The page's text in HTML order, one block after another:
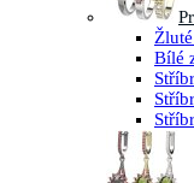
Bílé